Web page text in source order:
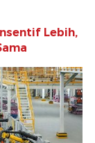
Lebih,